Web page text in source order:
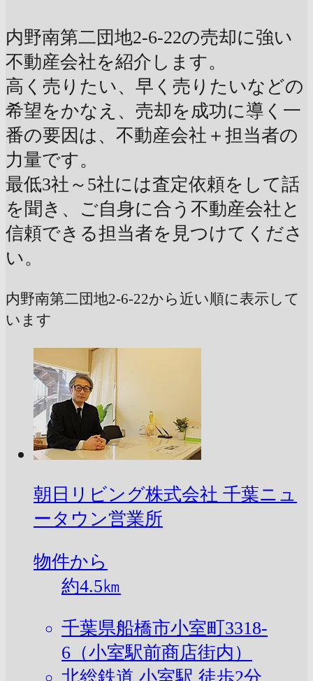
内野南第二団地2-6-22の売却に強い
不動産会社を紹介します。
高く売りたい、早く売りたいなどの
希望をかなえ、売却を成功に導く一
番の要因は、不動産会社＋担当者の
力量です。
最低3社～5社には査定依頼をして話
を聞き、ご自身に合う不動産会社と
信頼できる担当者を見つけてくださ
い。
内野南第二団地2-6-22から近い順に表示して
います
朝日リビング株式会社 千葉ニュ
ータウン営業所
物件から
約4.5㎞
千葉県船橋市小室町3318-
6（小室駅前商店街内）